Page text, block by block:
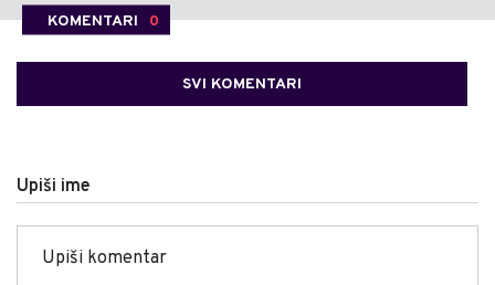
KOMENTARI 0
SVI KOMENTARI
Upiši ime